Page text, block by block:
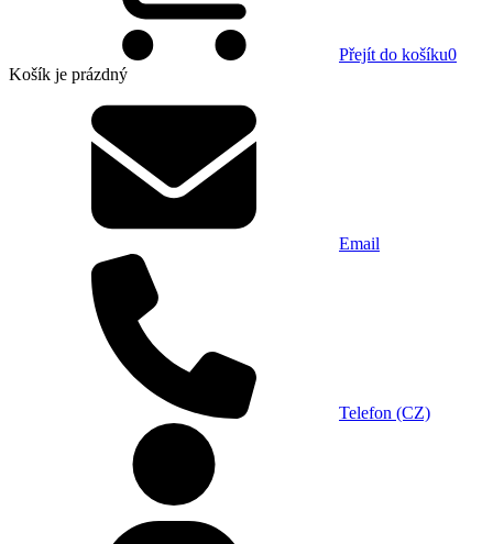
Přejít do košíku0
Košík je prázdný
Email
Telefon (CZ)